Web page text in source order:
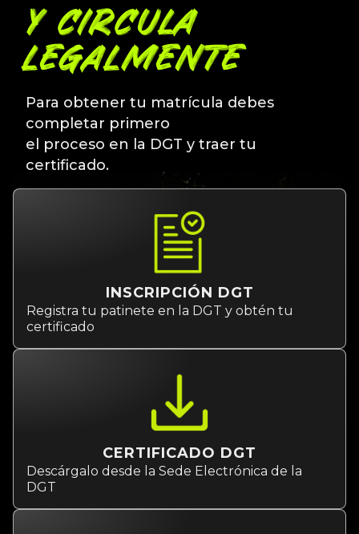
Y CIRCULA
LEGALMENTE
Para obtener tu matrícula debes
completar primero
el proceso en la DGT y traer tu
certificado.
INSCRIPCIÓN DGT
Registra tu patinete en la DGT y obtén tu
certificado
CERTIFICADO DGT
Descárgalo desde la Sede Electrónica de la
DGT